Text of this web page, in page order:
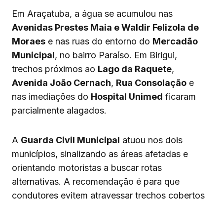
Em Araçatuba, a água se acumulou nas
Avenidas Prestes Maia e Waldir Felizola de
Moraes e nas ruas do entorno do Mercadão
Municipal, no bairro Paraíso. Em Birigui,
trechos próximos ao Lago da Raquete,
Avenida João Cernach, Rua Consolação e
nas imediações do Hospital Unimed ficaram
parcialmente alagados.
A Guarda Civil Municipal atuou nos dois
municípios, sinalizando as áreas afetadas e
orientando motoristas a buscar rotas
alternativas. A recomendação é para que
condutores evitem atravessar trechos cobertos